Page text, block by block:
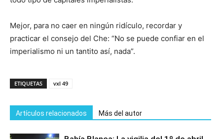
Mejor, para no caer en ningún ridículo, recordar y
practicar el consejo del Che: “No se puede confiar en el
imperialismo ni un tantito así, nada”.
ETIQUETAS vxl 49
Artículos relacionados Más del autor